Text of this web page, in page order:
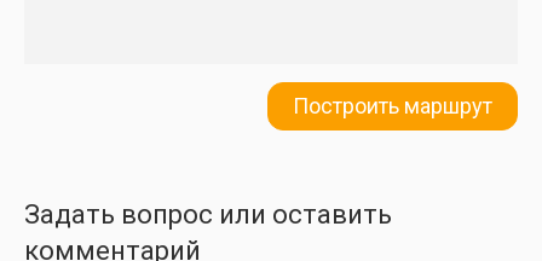
Построить маршрут
Задать вопрос или оставить
комментарий